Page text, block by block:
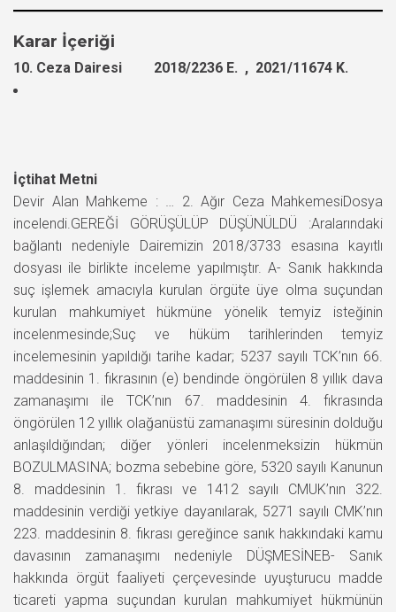
Karar İçeriği
10. Ceza Dairesi 2018/2236 E. , 2021/11674 K.
İçtihat Metni
Devir Alan Mahkeme : … 2. Ağır Ceza MahkemesiDosya
incelendi.GEREĞİ GÖRÜŞÜLÜP DÜŞÜNÜLDÜ :Aralarındaki
bağlantı nedeniyle Dairemizin 2018/3733 esasına kayıtlı
dosyası ile birlikte inceleme yapılmıştır. A- Sanık hakkında
suç işlemek amacıyla kurulan örgüte üye olma suçundan
kurulan mahkumiyet hükmüne yönelik temyiz isteğinin
incelenmesinde;Suç ve hüküm tarihlerinden temyiz
incelemesinin yapıldığı tarihe kadar; 5237 sayılı TCK’nın 66.
maddesinin 1. fıkrasının (e) bendinde öngörülen 8 yıllık dava
zamanaşımı ile TCK’nın 67. maddesinin 4. fıkrasında
öngörülen 12 yıllık olağanüstü zamanaşımı süresinin dolduğu
anlaşıldığından; diğer yönleri incelenmeksizin hükmün
BOZULMASINA; bozma sebebine göre, 5320 sayılı Kanunun
8. maddesinin 1. fıkrası ve 1412 sayılı CMUK’nın 322.
maddesinin verdiği yetkiye dayanılarak, 5271 sayılı CMK’nın
223. maddesinin 8. fıkrası gereğince sanık hakkındaki kamu
davasının zamanaşımı nedeniyle DÜŞMESİNEB- Sanık
hakkında örgüt faaliyeti çerçevesinde uyuşturucu madde
ticareti yapma suçundan kurulan mahkumiyet hükmünün